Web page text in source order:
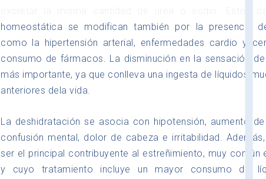
homeostática se modifican también por la presencia
como la hipertensión arterial, enfermedades cardio y
consumo de fármacos. La disminución en la sensación
más importante, ya que conlleva una ingesta de líquidos
anteriores dela vida.
La deshidratación se asocia con hipotensión, aumento
confusión mental, dolor de cabeza e irritabilidad.
ser el principal contribuyente al estreñimiento, muy común
y cuyo tratamiento incluye un mayor consumo de